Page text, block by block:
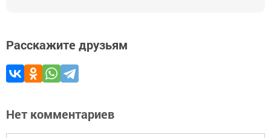
Расскажите друзьям
Нет комментариев